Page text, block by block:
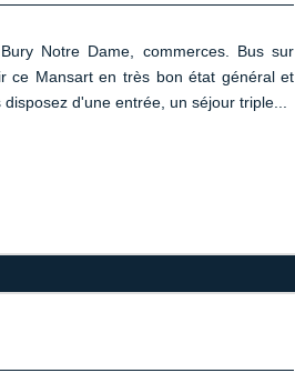
Notre Dame, commerces. Bus sur
ce Mansart en très bon état général et
d'une entrée, un séjour triple...